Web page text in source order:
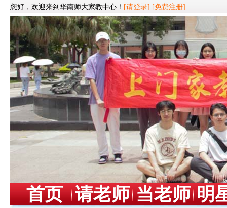
您好，欢迎来到华南师大家教中心！ [请登录] [免费注册]
首页 请老师 当老师 明